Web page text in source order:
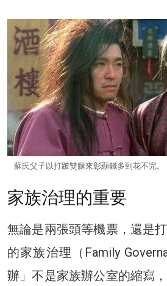
蘇氏父子以打跛雙腿來彰顯錢多到花不完。
家族治理的重要
無論是兩張頭等機票，還是
的家族治理（Family
辦」不是家族辦公室的縮寫